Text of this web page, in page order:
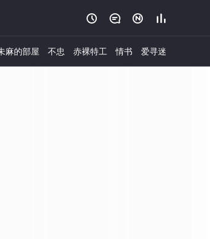
   
麻的部屋 不忠 赤裸特工 情书 爱寻迷